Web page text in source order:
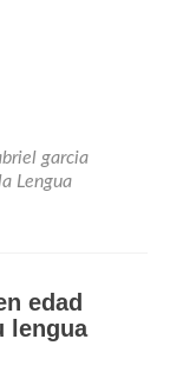
garcia
Lengua
edad
lengua